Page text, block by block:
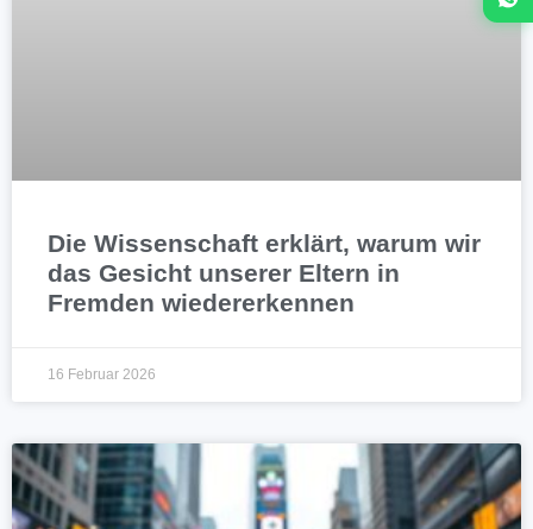
Die Wissenschaft erklärt, warum wir
das Gesicht unserer Eltern in
Fremden wiedererkennen
16 Februar 2026